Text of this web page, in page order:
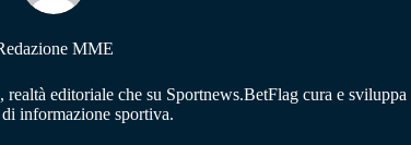
MME
editoriale che su Sportnews.BetFlag cura e sviluppa
informazione sportiva.